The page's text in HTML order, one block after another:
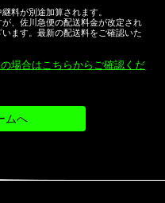
料が別途加算されます。
、佐川急便の配送料金が改定され
ます。最新の配送料をご確認いた
場合はこちらからご確認くだ